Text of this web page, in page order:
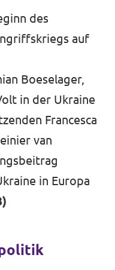
des
auf
Boeselager,
in der Ukraine
Francesca
van
in Europa